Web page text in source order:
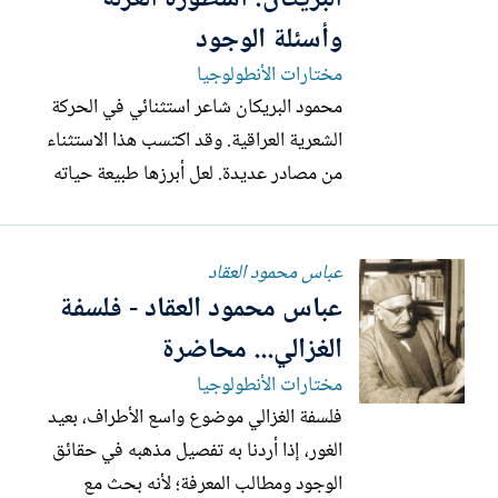
وأسئلة الوجود
مختارات الأنطولوجيا
محمود البريكان شاعر استثنائي في الحركة
الشعرية العراقية. وقد اكتسب هذا الاستثناء
من مصادر عديدة. لعل أبرزها طبيعة حياته
وكبيرها. وكان لوقعها بين الجماعات المقرّبين
منه، والبعيدين عنه، بمثابة الصورة ذات
المحمولات...
عباس محمود العقاد
عباس محمود العقاد - فلسفة
الغزالي... محاضرة
مختارات الأنطولوجيا
فلسفة الغزالي موضوع واسع الأطراف، بعيد
الغور، إذا أردنا به تفصيل مذهبه في حقائق
الوجود ومطالب المعرفة؛ لأنه بحث مع